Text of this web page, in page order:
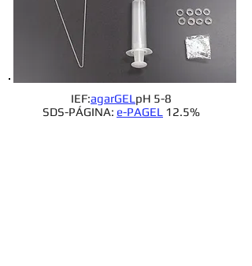
IEF:agarGEL pH 5-8
SDS-PÁGINA: e-PAGEL 12.5%